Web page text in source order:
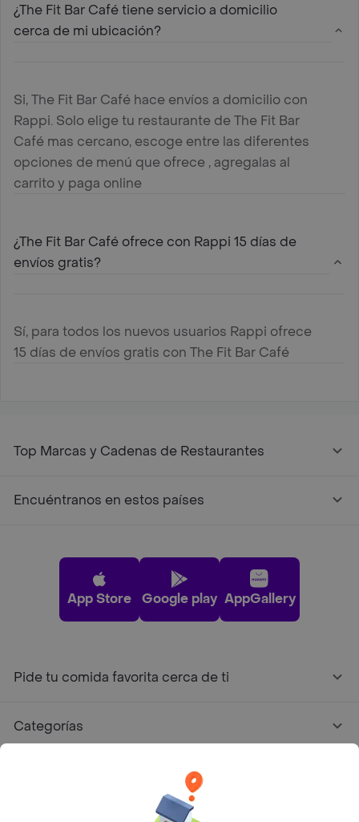
¿The Fit Bar Café tiene servicio a domicilio
cerca de mi ubicación?
Si, The Fit Bar Café hace envíos a domicilio con
Rappi. Solo elige tu restaurante de The Fit Bar
Café mas cercano, escoge entre las diferentes
opciones de menú que ofrece , agregalas al
carrito y paga online
¿The Fit Bar Café ofrece con Rappi 15 días de
envíos gratis?
Sí, para todos los nuevos usuarios Rappi ofrece
15 días de envíos gratis con The Fit Bar Café
Top Marcas y Cadenas de Restaurantes
Encuéntranos en estos países
App Store Google play AppGallery
Pide tu comida favorita cerca de ti
Categorías